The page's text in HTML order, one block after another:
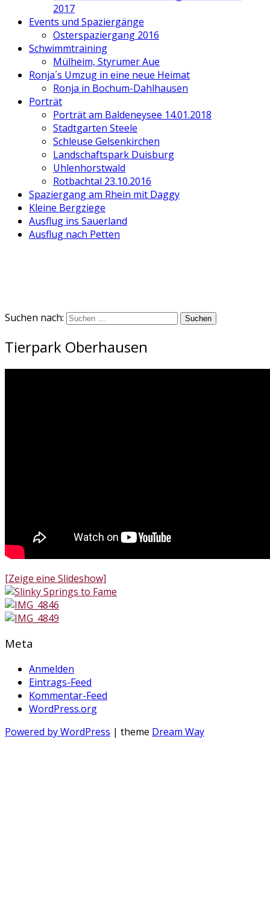
2017
Events und Spaziergänge
Osterspaziergang 2016
Schwimmtraining
Mülheim, Styrumer Aue
Ronja´s Umzug in eine neue Heimat
Ronja in Bochum-Dahlhausen
Porträt
Porträt am Baldeneysee 14.01.2018
Stadtgarten Steele
Schleuse Gelsenkirchen
Landschaftspark Duisburg
Uhlenhorstwald
Rotbachtal 23.10.2016
Spaziergang am Rhein mit Daggy
Kleine Bergziege
Ausflug ins Sauerland
Ausflug nach Petten
Suchen nach:
Tierpark Oberhausen
[Zeige eine Slideshow]
Meta
Anmelden
Eintrags-Feed
Kommentar-Feed
WordPress.org
Powered by WordPress | theme Dream Way